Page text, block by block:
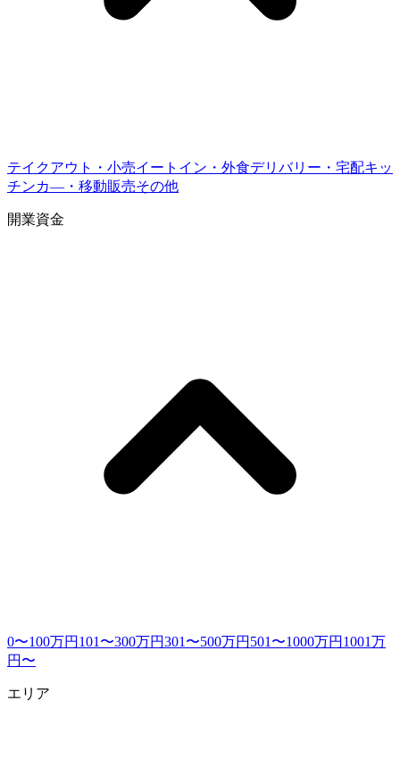
テイクアウト・小売イートイン・外食デリバリー・宅配キッ
チンカ―・移動販売その他
開業資金
0〜100万円 101〜300万円301〜500万円 501〜1000万円 1001万
円〜
エリア